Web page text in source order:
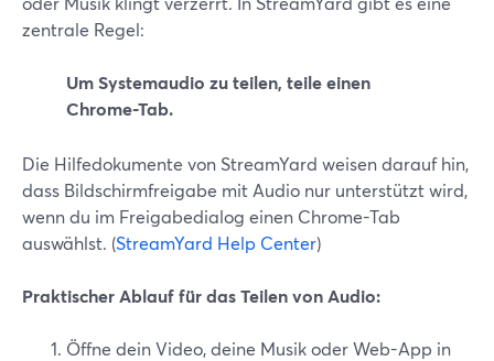
zentrale Regel:
Um Systemaudio zu teilen, teile einen
Chrome-Tab.
Die Hilfedokumente von StreamYard weisen darauf hin,
dass Bildschirmfreigabe mit Audio nur unterstützt wird,
wenn du im Freigabedialog einen Chrome-Tab
auswählst. (StreamYard Help Center)
Praktischer Ablauf für das Teilen von Audio:
Öffne dein Video, deine Musik oder Web-App in